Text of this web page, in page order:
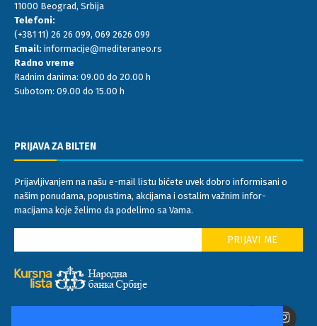
11000 Beograd, Srbija
Telefoni:
(+381 11) 26 26 099, 069 2626 099
Email: informacije@mediteraneo.rs
Radno vreme
Radnim danima: 09.00 do 20.00 h
Subotom: 09.00 do 15.00 h
PRIJAVA ZA BILTEN
Prijavljivanjem na našu e-mail listu bićete uvek dobro informisani o
našim ponudama, popustima, akcijama i ostalim važnim infor-
macijama koje želimo da podelimo sa Vama.